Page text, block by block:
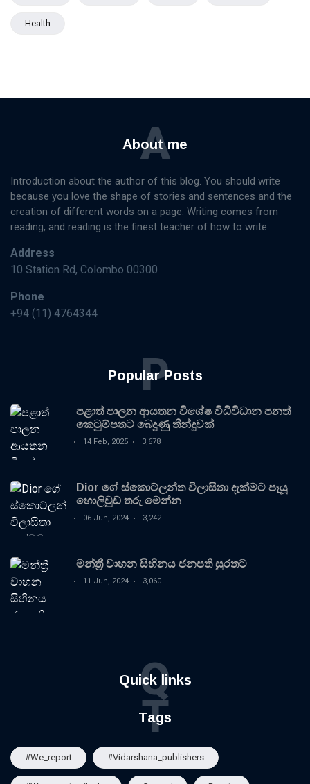
Health
About me
A
Introduction about the author of this blog. You should write
because you love the shape of stories and sentences and the
creation of different words on a page. Writing comes from
reading, and reading is the finest teacher of how to write.
Address
10 Station Rd, Colombo 00300
Phone
+94 (11) 4764344
Popular Posts
P
පළාත් පාලන ආයතන විශේෂ විධිවිධාන පනත්
කෙටුම්පතට බෙදුණු තීන්දුවක්
14 Feb, 2025 3,678
Dior ගේ ස්කොට්ලන්ත විලාසිතා දැක්මට පෑයූ
හොලිවුඩ් තරු මෙන්න
06 Jun, 2024 3,242
මන්ත්‍රී වාහන සිහිනය ජනපති සුරතට
11 Jun, 2024 3,060
Quick links
Q
Tags
T
#we_report #vidarshana_publishers